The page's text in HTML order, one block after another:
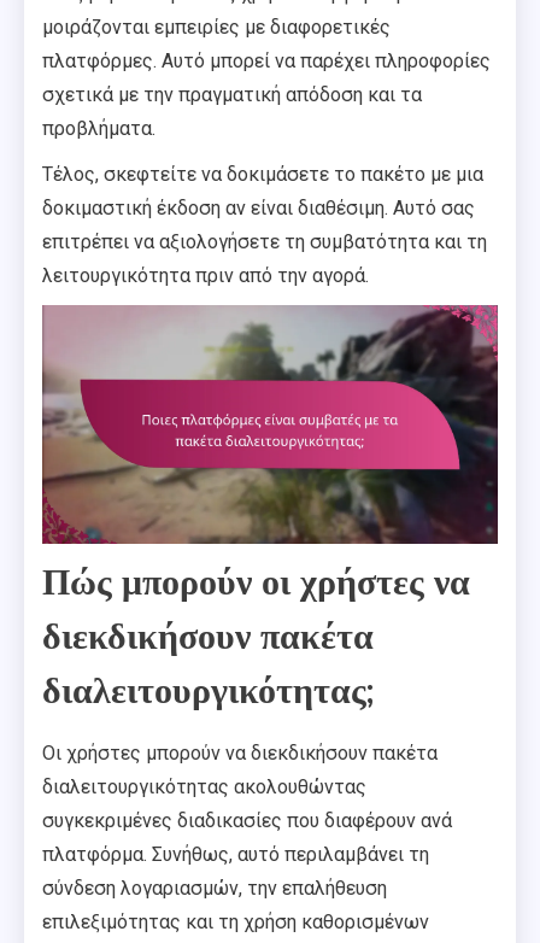
μοιράζονται εμπειρίες με διαφορετικές
πλατφόρμες. Αυτό μπορεί να παρέχει πληροφορίες
σχετικά με την πραγματική απόδοση και τα
προβλήματα.
Τέλος, σκεφτείτε να δοκιμάσετε το πακέτο με μια
δοκιμαστική έκδοση αν είναι διαθέσιμη. Αυτό σας
επιτρέπει να αξιολογήσετε τη συμβατότητα και τη
λειτουργικότητα πριν από την αγορά.
Πώς μπορούν οι χρήστες να
διεκδικήσουν πακέτα
διαλειτουργικότητας;
Οι χρήστες μπορούν να διεκδικήσουν πακέτα
διαλειτουργικότητας ακολουθώντας
συγκεκριμένες διαδικασίες που διαφέρουν ανά
πλατφόρμα. Συνήθως, αυτό περιλαμβάνει τη
σύνδεση λογαριασμών, την επαλήθευση
επιλεξιμότητας και τη χρήση καθορισμένων